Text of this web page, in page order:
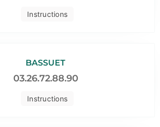
Instructions
Instructions
BASSUET
03.26.72.88.90